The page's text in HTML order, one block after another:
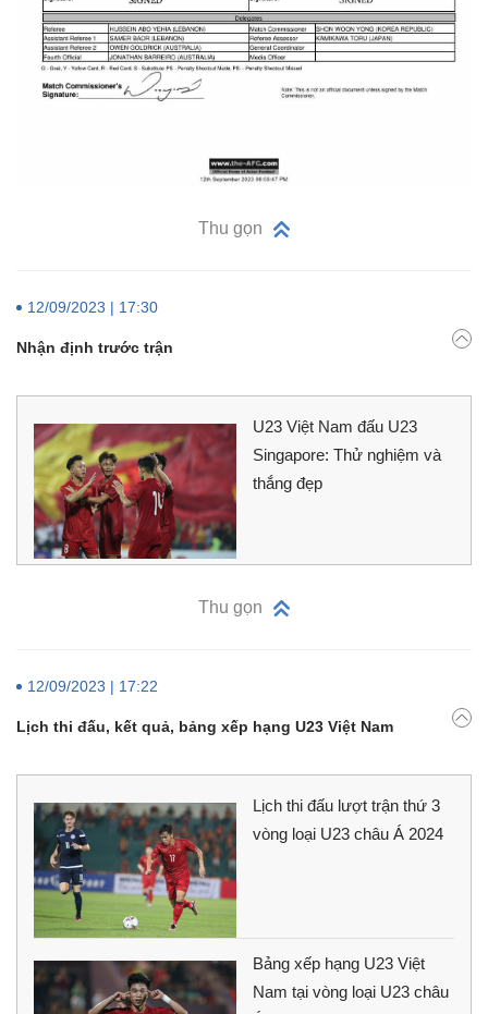
Thu gọn
12/09/2023 | 17:30
Nhận định trước trận
U23 Việt Nam đấu U23
Singapore: Thử nghiệm và
thắng đẹp
Thu gọn
12/09/2023 | 17:22
Lịch thi đấu, kết quả, bảng xếp hạng U23 Việt Nam
Lịch thi đấu lượt trận thứ 3
vòng loại U23 châu Á 2024
Bảng xếp hạng U23 Việt
Nam tại vòng loại U23 châu